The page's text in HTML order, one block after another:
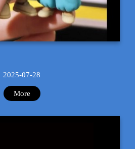
2025-07-28
More